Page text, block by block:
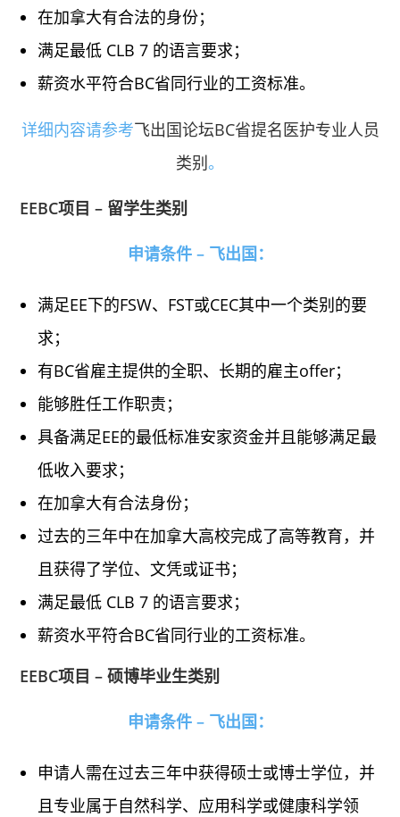
在加拿大有合法的身份；
满足最低 CLB 7 的语言要求；
薪资水平符合BC省同行业的工资标准。
详细内容请参考飞出国论坛BC省提名医护专业人员
类别。
EEBC项目 – 留学生类别
申请条件 – 飞出国：
满足EE下的FSW、FST或CEC其中一个类别的要
求；
有BC省雇主提供的全职、长期的雇主offer；
能够胜任工作职责；
具备满足EE的最低标准安家资金并且能够满足最
低收入要求；
在加拿大有合法身份；
过去的三年中在加拿大高校完成了高等教育，并
且获得了学位、文凭或证书；
满足最低 CLB 7 的语言要求；
薪资水平符合BC省同行业的工资标准。
EEBC项目 – 硕博毕业生类别
申请条件 – 飞出国：
申请人需在过去三年中获得硕士或博士学位，并
且专业属于自然科学、应用科学或健康科学领